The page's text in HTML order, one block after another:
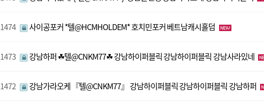
1474 사이공포커 *텔@HCMHOLDEM* 호치민포커 베트남캐시홀덤
1473 강남하퍼 ☘텔@CNKM77☘ 강남하이퍼블릭 강남하이퍼블릭 강남사라있네
1472 강남가라오케 『텔@CNKM77』 강남하이퍼블릭 강남하이퍼블릭 강남하퍼